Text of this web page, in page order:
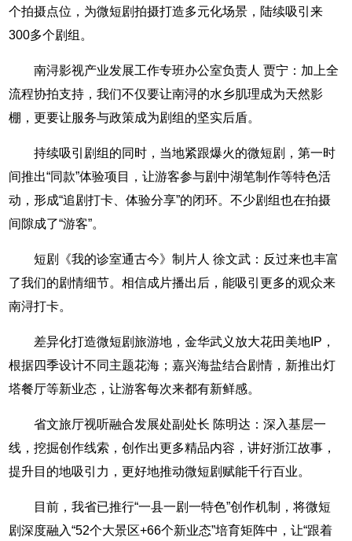
个拍摄点位，为微短剧拍摄打造多元化场景，陆续吸引来
300多个剧组。
南浔影视产业发展工作专班办公室负责人 贾宁：加上全
流程协拍支持，我们不仅要让南浔的水乡肌理成为天然影
棚，更要让服务与政策成为剧组的坚实后盾。
持续吸引剧组的同时，当地紧跟爆火的微短剧，第一时
间推出“同款”体验项目，让游客参与剧中湖笔制作等特色活
动，形成“追剧打卡、体验分享”的闭环。不少剧组也在拍摄
间隙成了“游客”。
短剧《我的诊室通古今》制片人 徐文武：反过来也丰富
了我们的剧情细节。相信成片播出后，能吸引更多的观众来
南浔打卡。
差异化打造微短剧旅游地，金华武义放大花田美地IP，
根据四季设计不同主题花海；嘉兴海盐结合剧情，新推出灯
塔餐厅等新业态，让游客每次来都有新鲜感。
省文旅厅视听融合发展处副处长 陈明达：深入基层一
线，挖掘创作线索，创作出更多精品内容，讲好浙江故事，
提升目的地吸引力，更好地推动微短剧赋能千行百业。
目前，我省已推行“一县一剧一特色”创作机制，将微短
剧深度融入“52个大景区+66个新业态”培育矩阵中，让“跟着